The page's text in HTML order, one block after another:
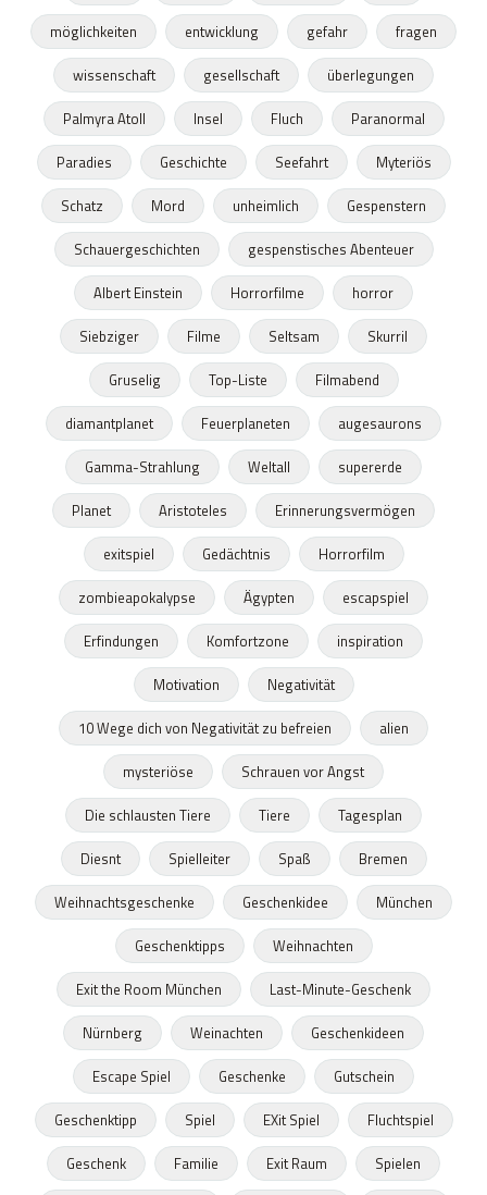
möglichkeiten
entwicklung gefahr
fragen
wissenschaft
gesellschaft
überlegungen
Palmyra Atoll
Insel Fluch
Paranormal
Paradies
Geschichte Seefahrt
Myteriös
Schatz
Mord unheimlich
Gespenstern
Schauergeschichten
gespenstisches Abenteuer
Albert Einstein
Horrorfilme
horror
Siebziger
Filme Seltsam
Skurril
Gruselig
Top-Liste
Filmabend
diamantplanet
Feuerplaneten
augesaurons
Gamma-Strahlung
Weltall
supererde
Planet
Aristoteles
Erinnerungsvermögen
exitspiel
Gedächtnis
Horrorfilm
zombieapokalypse
Ägypten
escapspiel
Erfindungen
Komfortzone
inspiration
Motivation
Negativität
10 Wege dich von Negativität zu befreien
alien
mysteriöse
Schrauen vor Angst
Die schlausten Tiere
Tiere
Tagesplan
Diesnt
Spielleiter Spaß
Bremen
Weihnachtsgeschenke
Geschenkidee
München
Geschenktipps
Weihnachten
Exit the Room München
Last-Minute-Geschenk
Nürnberg
Weinachten
Geschenkideen
Escape Spiel
Geschenke
Gutschein
Geschenktipp
Spiel EXit Spiel
Fluchtspiel
Geschenk
Familie Exit Raum
Spielen